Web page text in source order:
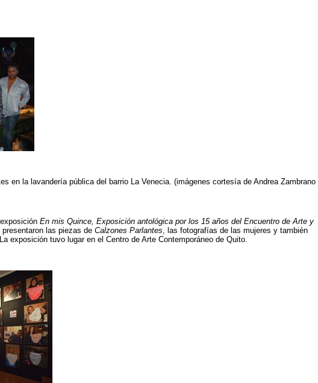
en la lavandería pública del barrio La Venecia. (imágenes cortesía de Andrea Zambrano
En mis Quince, Exposición antológica por los 15 años del Encuentro de Arte y
presentaron las piezas de Calzones Parlantes, las fotografías de las mujeres y también
exposición tuvo lugar en el Centro de Arte Contemporáneo de Quito.